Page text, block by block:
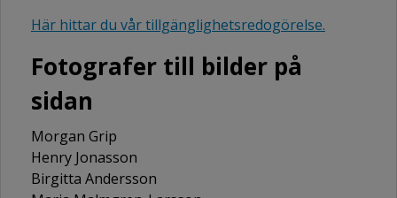
Här hittar du vår tillgänglighetsredogörelse.
Fotografer till bilder på
sidan
Morgan Grip
Henry Jonasson
Birgitta Andersson